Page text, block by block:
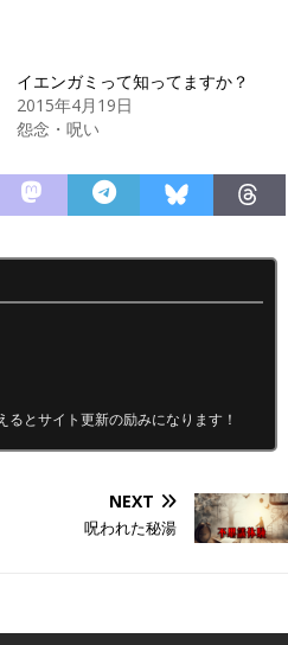
イエンガミって知ってますか？
2015年4月19日
怨念・呪い
とサイト更新の励みになります！
NEXT
呪われた秘湯